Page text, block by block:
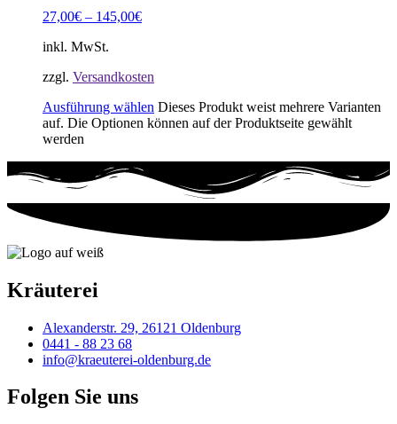
27,00€ – 145,00€
inkl. MwSt.
zzgl. Versandkosten
Ausführung wählen Dieses Produkt weist mehrere Varianten
auf. Die Optionen können auf der Produktseite gewählt
werden
Kräuterei
Alexanderstr. 29, 26121 Oldenburg
0441 - 88 23 68
info@kraeuterei-oldenburg.de
Folgen Sie uns